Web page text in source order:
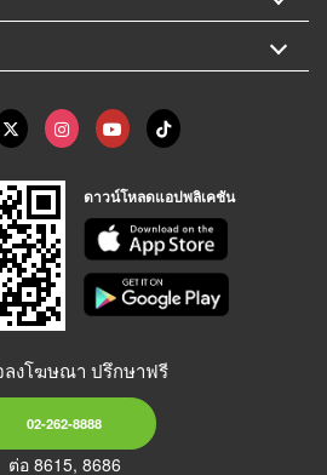
ดาวน์โหลดแอปพลิเคชัน
ลงโฆษณา ปรึกษาฟรี
02-262-8888
ต่อ 8615, 8686